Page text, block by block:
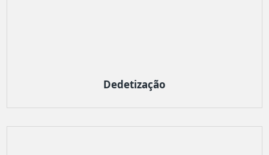
Dedetização